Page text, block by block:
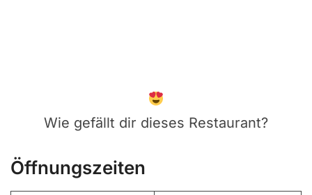
Wie gefällt dir dieses Restaurant?
Öffnungszeiten